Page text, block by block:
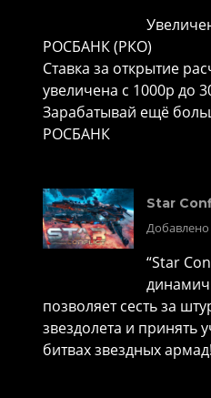
РОСБАНК (РКО)
Ставка за открытие
увеличена с 1000р до
Зарабатывай ещё
РОСБАНК
Star
Добавлено
“Star
позволяет сесть за
звездолета и принять
битвах звездных армад!